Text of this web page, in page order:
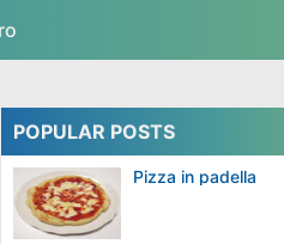
POPULAR POSTS
Pizza in padella